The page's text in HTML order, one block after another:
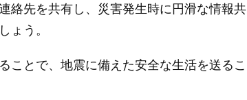
絡先を共有し、災害発生時に円滑な情報共
ょう。
ことで、地震に備えた安全な生活を送るこ